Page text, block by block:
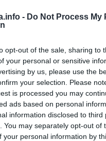
- Do Not Process My
opt-out of the sale, sharing to
your personal or sensitive
by us, please use the
your selection. Please
is processed you may
ads based on personal
information disclosed to third
You may separately opt-out of
your personal information by
UDARA NA
ovih 11
se ljekaru